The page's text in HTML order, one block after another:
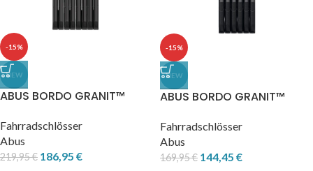
-15%
NEW
ABUS BORDO GRANIT™
Halter SH
Fahrradschlösser
Abus
219,95€ 186,95 €
-15%
NEW
ABUS BORDO GRANIT™
SH
Fahrradschlösser
Abus
169,95€ 144,45 €